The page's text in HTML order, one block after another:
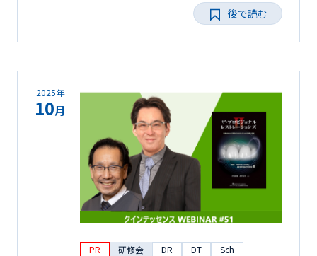
後で読む
2025年
10月
PR 研修会 DR DT Sch